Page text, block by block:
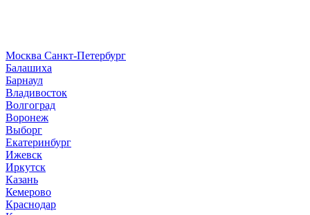
Москва Санкт-Петербург
Балашиха
Барнаул
Владивосток
Волгоград
Воронеж
Выборг
Екатеринбург
Ижевск
Иркутск
Казань
Кемерово
Краснодар